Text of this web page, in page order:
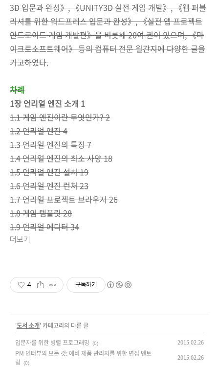
3D 입문과 완성》, 《UNITY3D 실전 게임 개발》, 《웹 퍼블
리셔를 위한 워드프레스 입문과 완성》, 《실전 앱 프로젝트
안드로이드 게임 개발편》을 비롯해 20여 권이 있으며, 《마
이크로소프트웨어》 등의 컴퓨터 전문 월간지에 다양한 글을
기고하였다.
차례
1장 언리얼 엔진 소개 1
1.1 게임 엔진이란 무엇인가? 2
1.2 언리얼 엔진 4
1.3 언리얼 엔진의 특징 7
1.4 언리얼 엔진의 최소 사양 18
1.5 언리얼 엔진 설치 19
1.6 언리얼 엔진 런처 23
1.7 언리얼 프로젝트 브라우저 26
1.8 게임 템플릿 28
1.9 언리얼 에디터 34
더보기
4 구독하기
'도서 소개' 카테고리의 다른 글
입문자를 위한 병렬 프로그래밍
(0) 2015.02.26
PM 인터뷰의 모든 것: 예비 제품 관리자를 위한 면접 멘토
링
(0)
2015.02.26